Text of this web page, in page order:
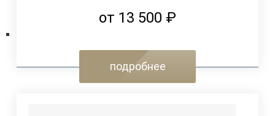
от 13 500 ₽
подробнее